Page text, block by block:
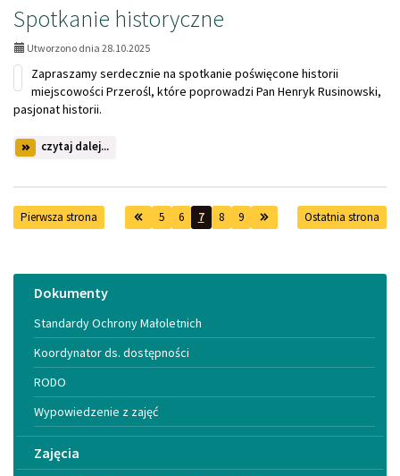
plastyczne
Spotkanie historyczne
Utworzono dnia 28.10.2025
Zapraszamy serdecznie na spotkanie poświęcone historii
miejscowości Przerośl, które poprowadzi Pan Henryk Rusinowski,
pasjonat historii.
czytaj dalej...
Pierwsza strona
5 6 7 8 9 Ostatnia strona
Menu
Dokumenty
Standardy Ochrony Małoletnich
Koordynator ds. dostępności
RODO
Wypowiedzenie z zajęć
Zajęcia